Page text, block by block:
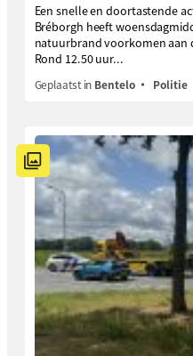
Een snelle en doortastende
Bréborgh heeft
natuurbrand voorkomen aan
Rond 12.50 uur...
Geplaatst in Bentelo Politie